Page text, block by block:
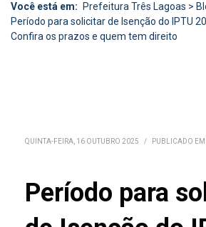
Você está em: Prefeitura Três Lagoas >
Período para solicitar de Isenção do IPTU
Confira os prazos e quem tem direito
QUINTA-FEIRA, 16 OUTUBRO 2025 / PUBLICADO EM
Período para